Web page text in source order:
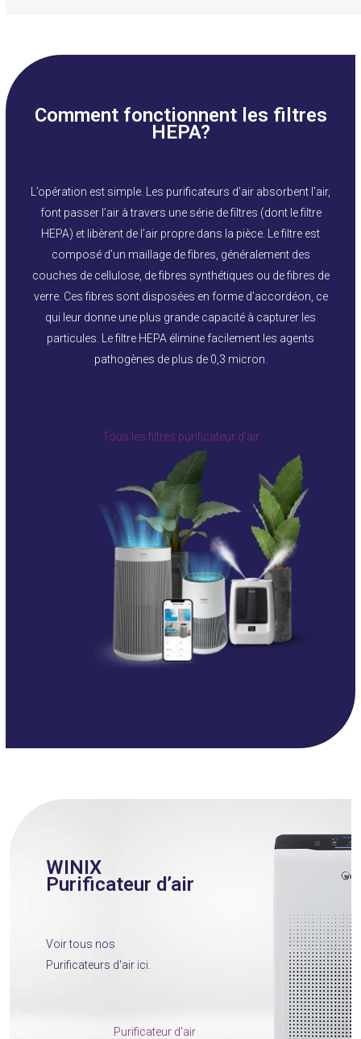
Comment fonctionnent les filtres
HEPA?
L’opération est simple. Les purificateurs d’air absorbent l’air,
font passer l’air à travers une série de filtres (dont le filtre
HEPA) et libèrent de l’air propre dans la pièce. Le filtre est
composé d’un maillage de fibres, généralement des
couches de cellulose, de fibres synthétiques ou de fibres de
verre. Ces fibres sont disposées en forme d’accordéon, ce
qui leur donne une plus grande capacité à capturer les
particules. Le filtre HEPA élimine facilement les agents
pathogènes de plus de 0,3 micron.
Tous les filtres purificateur d’air
WINIX
Purificateur d’air
Voir tous nos
Purificateurs d'air ici.
Purificateur d'air